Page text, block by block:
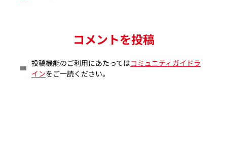
コメントを投稿
投稿機能のご利用にあたってはコミュニティガイドラ
インをご一読ください。